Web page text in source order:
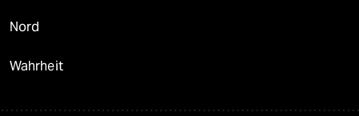
Nord
Wahrheit